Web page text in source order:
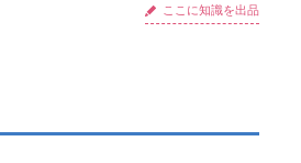
ここに知識を出品